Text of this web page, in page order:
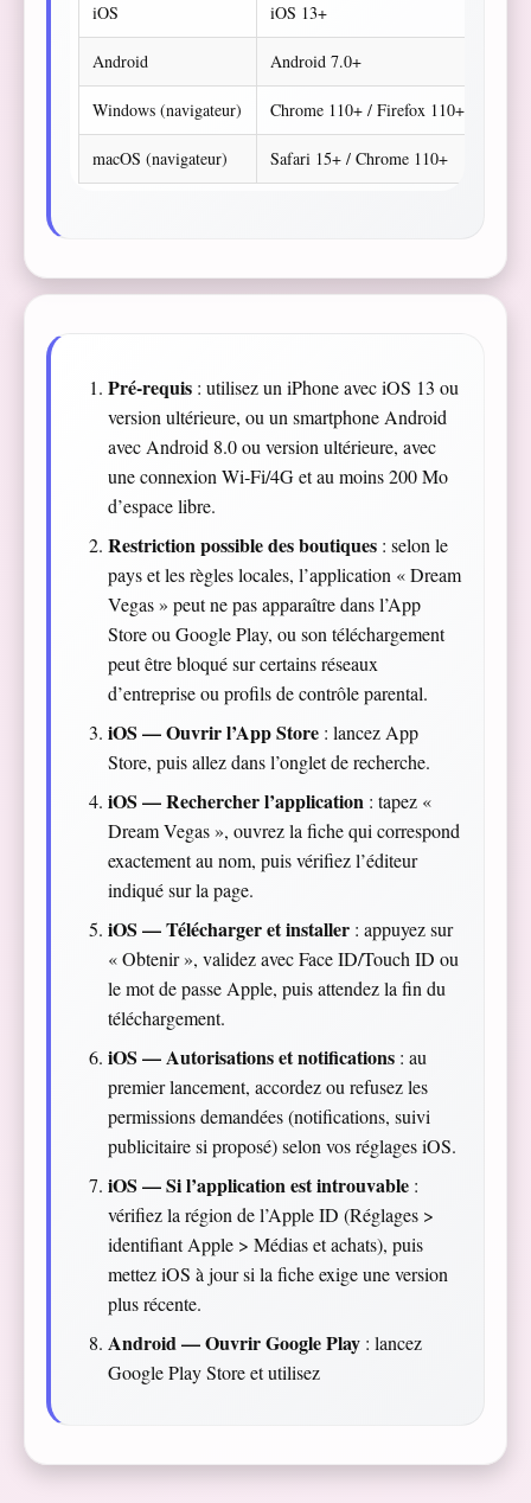
iOS iOS 13+
Android Android 7.0+
Windows (navigateur) Chrome 110+ / Firefox 110+ / Edge
macOS (navigateur) Safari 15+ / Chrome 110+
Pré-requis : utilisez un iPhone avec iOS 13 ou
version ultérieure, ou un smartphone Android
avec Android 8.0 ou version ultérieure, avec
une connexion Wi‑Fi/4G et au moins 200 Mo
d’espace libre.
Restriction possible des boutiques : selon le
pays et les règles locales, l’application « Dream
Vegas » peut ne pas apparaître dans l’App
Store ou Google Play, ou son téléchargement
peut être bloqué sur certains réseaux
d’entreprise ou profils de contrôle parental.
iOS — Ouvrir l’App Store : lancez App
Store, puis allez dans l’onglet de recherche.
iOS — Rechercher l’application : tapez «
Dream Vegas », ouvrez la fiche qui correspond
exactement au nom, puis vérifiez l’éditeur
indiqué sur la page.
iOS — Télécharger et installer : appuyez sur
« Obtenir », validez avec Face ID/Touch ID ou
le mot de passe Apple, puis attendez la fin du
téléchargement.
iOS — Autorisations et notifications : au
premier lancement, accordez ou refusez les
permissions demandées (notifications, suivi
publicitaire si proposé) selon vos réglages iOS.
iOS — Si l’application est introuvable :
vérifiez la région de l’Apple ID (Réglages >
identifiant Apple > Médias et achats), puis
mettez iOS à jour si la fiche exige une version
plus récente.
Android — Ouvrir Google Play : lancez
Google Play Store et utilisez